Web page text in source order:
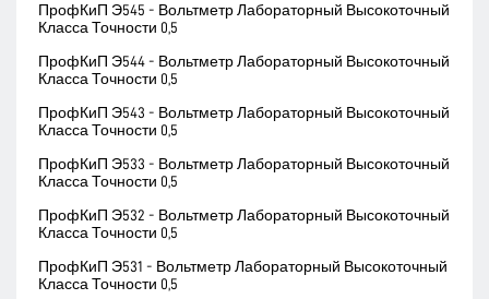
ПрофКиП Э545 - Вольтметр Лабораторный Высокоточный
Класса Точности 0,5
ПрофКиП Э544 - Вольтметр Лабораторный Высокоточный
Класса Точности 0,5
ПрофКиП Э543 - Вольтметр Лабораторный Высокоточный
Класса Точности 0,5
ПрофКиП Э533 - Вольтметр Лабораторный Высокоточный
Класса Точности 0,5
ПрофКиП Э532 - Вольтметр Лабораторный Высокоточный
Класса Точности 0,5
ПрофКиП Э531 - Вольтметр Лабораторный Высокоточный
Класса Точности 0,5